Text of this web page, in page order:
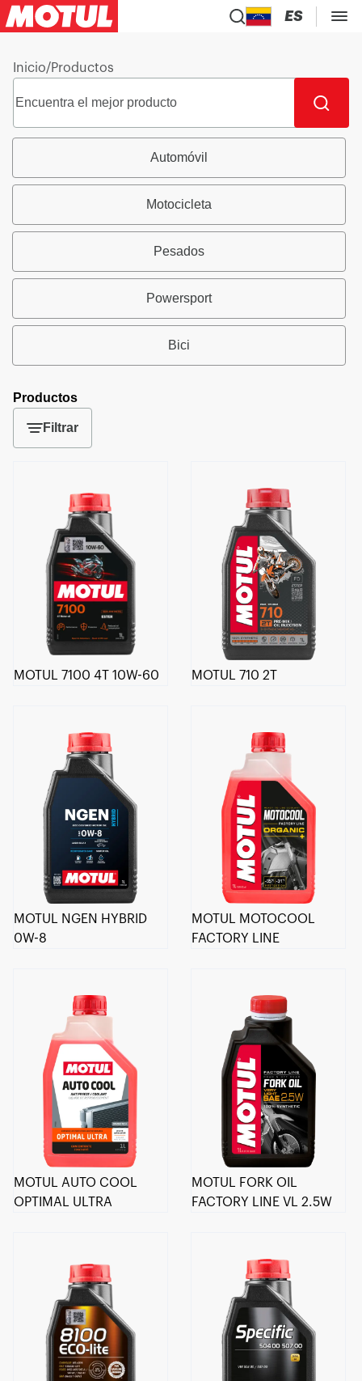
ES
Inicio/Productos
Automóvil
Motocicleta
Pesados
Powersport
Bici
Productos
Filtrar
MOTUL 7100 4T 10W-60 MOTUL 710 2T
MOTUL NGEN HYBRID
0W-8
MOTUL MOTOCOOL
FACTORY LINE
MOTUL AUTO COOL
OPTIMAL ULTRA
MOTUL FORK OIL
FACTORY LINE VL 2.5W